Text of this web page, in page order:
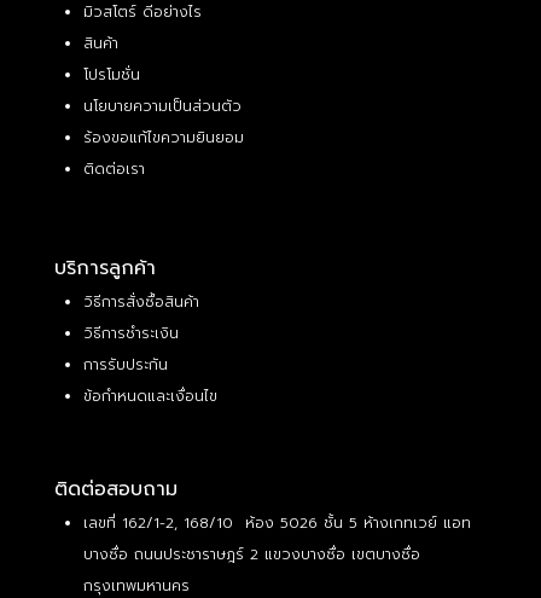
มิวสโตร์ ดีอย่างไร
สินค้า
โปรโมชั่น
นโยบายความเป็นส่วนตัว
ร้องขอแก้ไขความยินยอม
ติดต่อเรา
บริการลูกค้า
วิธีการสั่งซื้อสินค้า
วิธีการชำระเงิน
การรับประกัน
ข้อกำหนดและเงื่อนไข
ติดต่อสอบถาม
เลขที่ 162/1-2, 168/10 ห้อง 5026 ชั้น 5 ห้างเกทเวย์ แอท
บางซื่อ ถนนประชาราษฎร์ 2 แขวงบางซื่อ เขตบางซื่อ
กรุงเทพมหานคร